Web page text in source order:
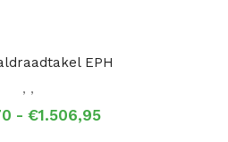
EPH
, ,
- €1.506,95Prijsklasse: